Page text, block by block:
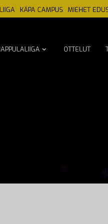
KÄPA CAMPUS MIEHET
OTTELUT